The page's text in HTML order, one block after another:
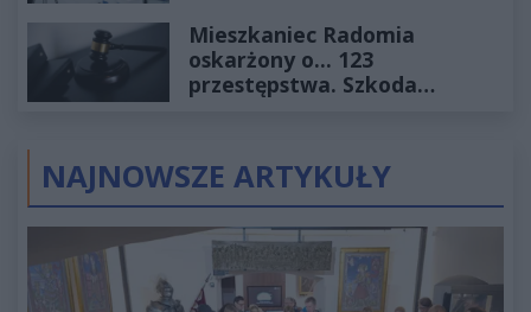
Mieszkaniec Radomia
oskarżony o... 123
przestępstwa. Szkoda
NAJNOWSZE ARTYKUŁY